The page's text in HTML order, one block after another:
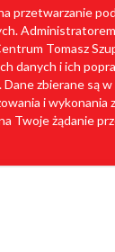
przetwarzanie
Tomasz
danych i ich
zbierane są
i wykonania
Twoje żądanie